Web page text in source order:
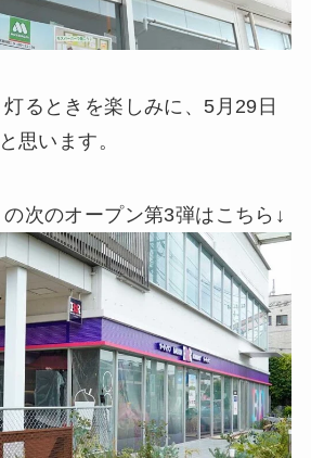
るときを楽しみに、5月29日
思います。
の次のオープン第3弾はこちら↓